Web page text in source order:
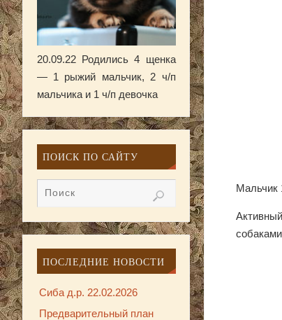
Мальчик
20.09.22 Родились 4 щенка
— 1 рыжий мальчик, 2 ч/п
мальчика и 1 ч/п девочка
ПОИСК ПО САЙТУ
ПОСЛЕДНИЕ НОВОСТИ
Сиба д.р. 22.02.2026
Предварительный план